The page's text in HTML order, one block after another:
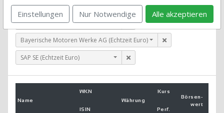
Airbus SE (Echtzeit Euro)
Allianz SE (Echtzeit Euro)
Bayerische Motoren Werke AG (Echtzeit Euro)
SAP SE (Echtzeit Euro)
Name
WKN
Währung
Kurs
Börsen­
wert
ISIN
Perf.
Einstellungen Nur Notwendige Alle akzeptieren